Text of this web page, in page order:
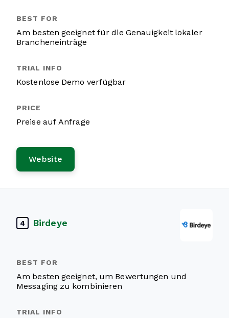
Am besten geeignet für die Genauigkeit lokaler
Brancheneinträge
Kostenlose Demo verfügbar
Preise auf Anfrage
Website
4 Birdeye
Am besten geeignet, um Bewertungen und
Messaging zu kombinieren